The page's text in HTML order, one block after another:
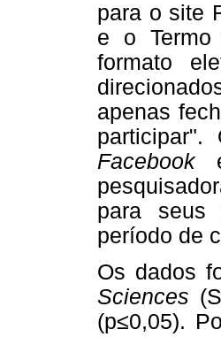
para o site
e o Termo
formato
apenas
Facebook
para seus
período de
Os dados
Sciences
(p≤0,05).